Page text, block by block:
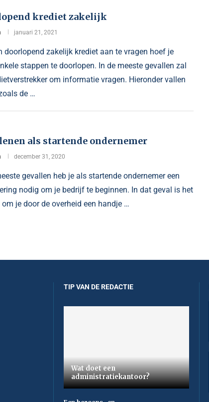
krediet zakelijk
januari 21, 2021
doorlopend zakelijk krediet aan te vragen hoef je
stappen te doorlopen. In de meeste gevallen zal
om informatie vragen. Hieronder vallen
de …
als startende ondernemer
december 31, 2020
gevallen heb je als startende ondernemer een
nodig om je bedrijf te beginnen. In dat geval is het
je door de overheid een handje …
TIP VAN DE REDACTIE
Wat doet een
administratiekantoor?